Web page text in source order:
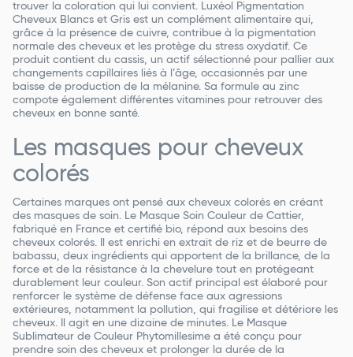
trouver la coloration qui lui convient. Luxéol Pigmentation
Cheveux Blancs et Gris est un complément alimentaire qui,
grâce à la présence de cuivre, contribue à la pigmentation
normale des cheveux et les protège du stress oxydatif. Ce
produit contient du cassis, un actif sélectionné pour pallier aux
changements capillaires liés à l’âge, occasionnés par une
baisse de production de la mélanine. Sa formule au zinc
compote également différentes vitamines pour retrouver des
cheveux en bonne santé.
Les masques pour cheveux
colorés
Certaines marques ont pensé aux cheveux colorés en créant
des masques de soin. Le Masque Soin Couleur de Cattier,
fabriqué en France et certifié bio, répond aux besoins des
cheveux colorés. Il est enrichi en extrait de riz et de beurre de
babassu, deux ingrédients qui apportent de la brillance, de la
force et de la résistance à la chevelure tout en protégeant
durablement leur couleur. Son actif principal est élaboré pour
renforcer le système de défense face aux agressions
extérieures, notamment la pollution, qui fragilise et détériore les
cheveux. Il agit en une dizaine de minutes. Le Masque
Sublimateur de Couleur Phytomillesime a été conçu pour
prendre soin des cheveux et prolonger la durée de la